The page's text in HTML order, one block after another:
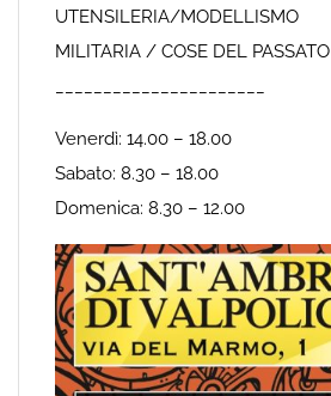
UTENSILERIA/MODELLISMO
MILITARIA / COSE DEL PASSATO
Venerdì: 14.00 – 18.00
Sabato: 8.30 – 18.00
Domenica: 8.30 – 12.00